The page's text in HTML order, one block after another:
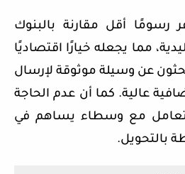
رسومًا أقل مقارنة بالبنوك
مما يجعله خيارًا اقتصاديًا
عن وسيلة موثوقة لإرسال
عالية. كما أن عدم الحاجة
التعامل مع وسطاء يساهم في
بالتحويل.